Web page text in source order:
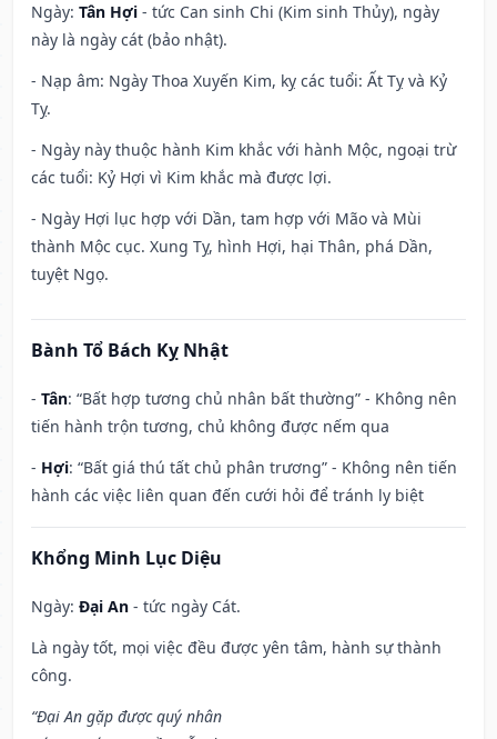
Ngày: Tân Hợi - tức Can sinh Chi (Kim sinh Thủy), ngày
này là ngày cát (bảo nhật).
- Nạp âm: Ngày Thoa Xuyến Kim, kỵ các tuổi: Ất Tỵ và Kỷ
Tỵ.
- Ngày này thuộc hành Kim khắc với hành Mộc, ngoại trừ
các tuổi: Kỷ Hợi vì Kim khắc mà được lợi.
- Ngày Hợi lục hợp với Dần, tam hợp với Mão và Mùi
thành Mộc cục. Xung Tỵ, hình Hợi, hại Thân, phá Dần,
tuyệt Ngọ.
Bành Tổ Bách Kỵ Nhật
- Tân: “Bất hợp tương chủ nhân bất thường” - Không nên
tiến hành trộn tương, chủ không được nếm qua
- Hợi: “Bất giá thú tất chủ phân trương” - Không nên tiến
hành các việc liên quan đến cưới hỏi để tránh ly biệt
Khổng Minh Lục Diệu
Ngày: Đại An - tức ngày Cát.
Là ngày tốt, mọi việc đều được yên tâm, hành sự thành
công.
“Đại An gặp được quý nhân